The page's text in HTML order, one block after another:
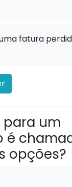
fatura
para um
é
opções?